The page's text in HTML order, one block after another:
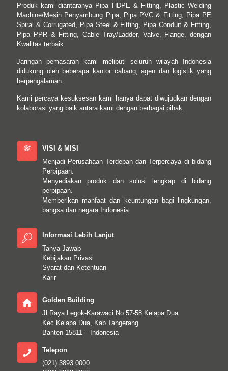
Produk kami diantaranya Pipa HDPE & Fitting, Plastic Welding
Machine/Mesin Penyambung Pipa, Pipa PVC & Fitting, Pipa PE
Spiral & Corrugated, Pipa Steel & Fitting, Pipa Conduit & Fitting,
Pipa PPR & Fitting, Cable Tray/Ladder, Valve, Flange, dengan
Kwalitas terbaik.
Jaringan pemasaran kami meliputi seluruh wilayah Indonesia
didukung oleh beberapa kantor cabang, agen dan logistik yang
berpengalaman.
Kami percaya kesuksesan kami hanya dapat diwujudkan dengan
kolaborasi yang baik antara kami dengan berbagai pihak.
VISI & MISI
Menjadi Perusahaan Terdepan dan Terpercaya di bidang
Perpipaan.
Menyediakan produk dan solusi lengkap di bidang
perpipaan.
Memberikan manfaat dan keuntungan bagi lingkungan,
bangsa dan negara Indonesia.
Informasi Lebih Lanjut
Tanya Jawab
Kebijakan Privasi
Syarat dan Ketentuan
Karir
Golden Building
Jl.Raya Legok-Karawaci No.57-58 Kelapa Dua
Kec.Kelapa Dua, Kab.Tangerang
Banten 15811 – Indonesia
Telepon
(021) 3893 0000